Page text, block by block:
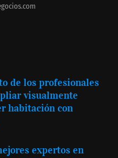
de los profesionales
visualmente
habitación con
expertos en